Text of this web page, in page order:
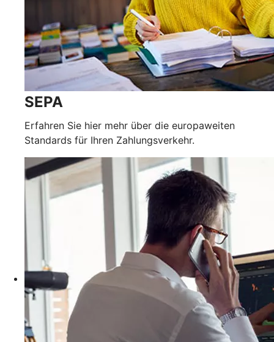
SEPA
Erfahren Sie hier mehr über die europaweiten
Standards für Ihren Zahlungsverkehr.